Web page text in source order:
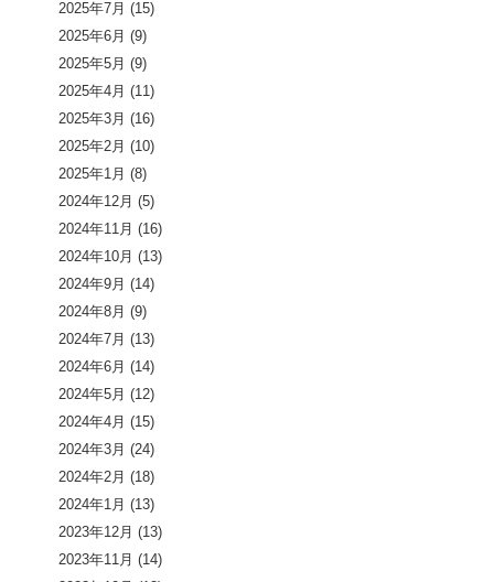
2025年7月 (15)
2025年6月 (9)
2025年5月 (9)
2025年4月 (11)
2025年3月 (16)
2025年2月 (10)
2025年1月 (8)
2024年12月 (5)
2024年11月 (16)
2024年10月 (13)
2024年9月 (14)
2024年8月 (9)
2024年7月 (13)
2024年6月 (14)
2024年5月 (12)
2024年4月 (15)
2024年3月 (24)
2024年2月 (18)
2024年1月 (13)
2023年12月 (13)
2023年11月 (14)